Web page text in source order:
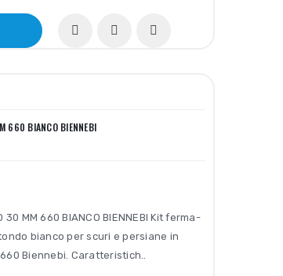
660 BIANCO BIENNEBI
30 MM 660 BIANCO BIENNEBI Kit ferma-
bianco per scuri e persiane in
Biennebi. Caratteristich..